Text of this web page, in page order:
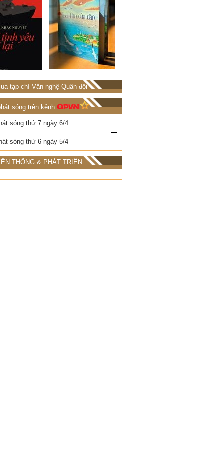
tạp chí Văn nghệ Quân đội
sóng trên kênh
sóng thứ 7 ngày 6/4
sóng thứ 6 ngày 5/4
THÔNG & PHÁT TRIỂN